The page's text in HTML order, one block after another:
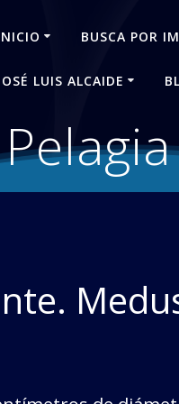
BUSCA POR
LUIS ALCAIDE